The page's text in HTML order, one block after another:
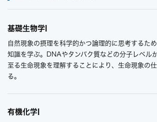
基礎生物学I
自然現象の摂理を科学的かつ論理的に思考するた
知識を学ぶ。DNAやタンパク質などの分子レベル
至る生命現象を理解することにより、生命現象の
る。
有機化学I